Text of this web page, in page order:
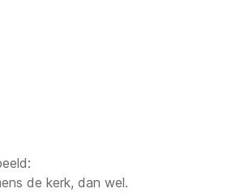
de kerk, dan wel.